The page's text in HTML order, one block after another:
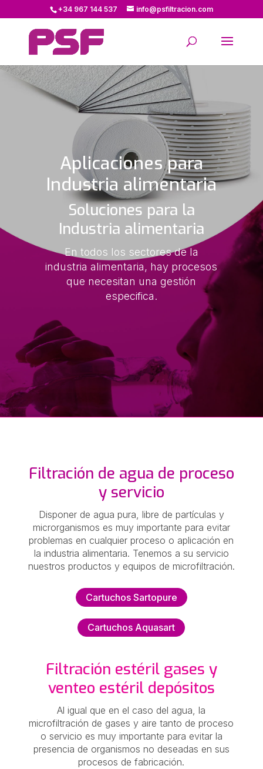
+34 967 144 537 info@psfiltracion.com
Aplicaciones para
Industria alimentaria
Soluciones para la
Industria alimentaria
En todos los sectores de la
industria alimentaria, hay procesos
que necesitan una gestión
especifica.
Filtración de agua de proceso
y servicio
Disponer de agua pura, libre de partículas y
microrganismos es muy importante para evitar
problemas en cualquier proceso o aplicación en
la industria alimentaria. Tenemos a su servicio
nuestros productos y equipos de microfiltración.
Cartuchos Sartopure
Cartuchos Aquasart
Filtración estéril gases y
venteo estéril depósitos
Al igual que en el caso del agua, la
microfiltración de gases y aire tanto de proceso
o servicio es muy importante para evitar la
presencia de organismos no deseadas en sus
procesos de fabricación.